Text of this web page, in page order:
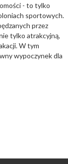
- to tylko
sportowych.
przez
tylko atrakcyjną,
W tym
wypoczynek dla